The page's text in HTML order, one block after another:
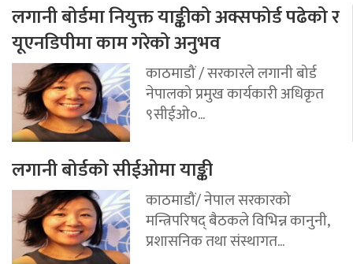
लगानी बोर्डमा नियुक्त याङ्कीको अक्सफोर्ड पढेको र
यूएनडिपीमा काम गरेको अनुभव
काठमाडौं / सरकारले लगानी बोर्ड
नेपालको प्रमुख कार्यकारी अधिकृत
९सीईओ०...
लगानी बोर्डको सीईओमा याङ्की
काठमाडौं/ नेपाल सरकारको
मन्त्रिपरिषद् बैठकले विभिन्न कानुनी,
प्रशासनिक तथा संस्थागत...